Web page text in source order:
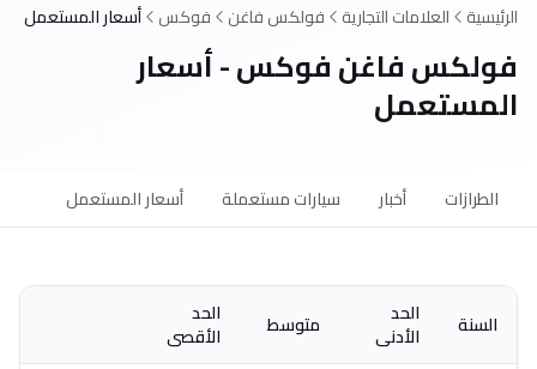
الرئيسية العلامات التجارية فولكس فاغن فوكس أسعار المستعمل
فولكس فاغن فوكس - أسعار
المستعمل
الطرازات أخبار سيارات مستعملة أسعار المستعمل
السنة الحد
الأدنى متوسط الحد
الأقصى